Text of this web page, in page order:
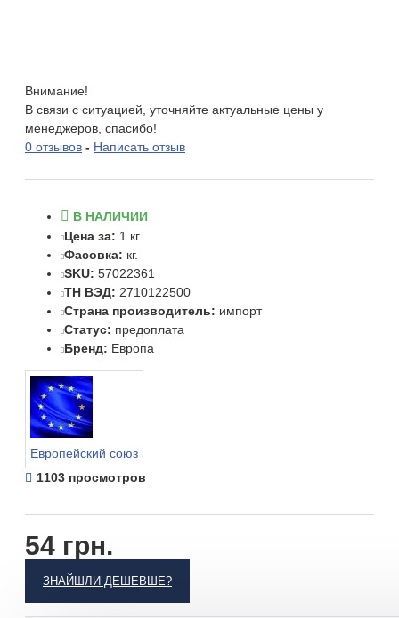
Внимание!
В связи с ситуацией, уточняйте актуальные цены у
менеджеров, спасибо!
0 отзывов - Написать отзыв
54 грн.
ЗНАЙШЛИ ДЕШЕВШЕ?
В НАЛИЧИИ
Цена за: 1 кг
Фасовка: кг.
SKU: 57022361
ТН ВЭД: 2710122500
Страна производитель: импорт
Статус: предоплата
Бренд: Европа
Европейский союз
1103 просмотров